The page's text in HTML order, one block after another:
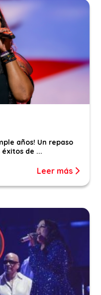
años! Un repaso
de ...
Leer más